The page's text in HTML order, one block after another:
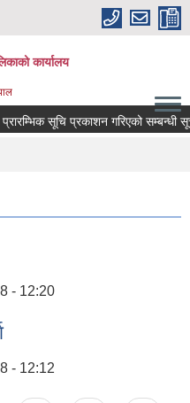
कार्यालय
सूचि प्रकाशन गरिएको सम्बन्धी
- 12:20
- 12:12